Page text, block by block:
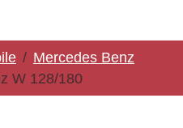
Mercedes Benz
W 128/180